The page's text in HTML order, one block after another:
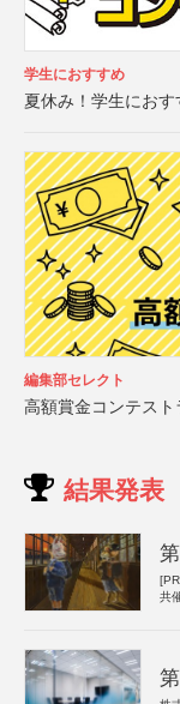
学生におすすめ
夏休み！学生にお
編集部セレクト
高額賞金コンテスト
結果発表
共